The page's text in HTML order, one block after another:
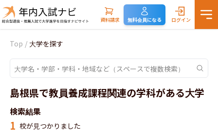
資料請求 無料会員になる ログイン
Top / 大学を探す
島根県で教員養成課程関連の学科がある大学
検索結果
1 校が見つかりました